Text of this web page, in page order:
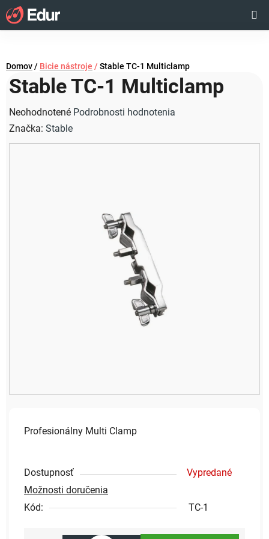
Prejsť
na
obsah
KOŠÍK
Domov/ Bicie nástroje / Stable TC-1 Multiclamp
Profesionálny Multi Clamp
Dostupnosť
Vypredané
Možnosti doručenia
Kód:
TC-1
Stable TC-1 Multiclamp
Priemerné
hodnotenie
produktu
Neohodnotené Podrobnosti hodnotenia
Značka: Stable